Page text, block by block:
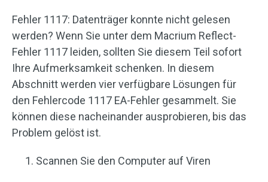
Fehler 1117: Datenträger konnte nicht gelesen
werden? Wenn Sie unter dem Macrium Reflect-
Fehler 1117 leiden, sollten Sie diesem Teil sofort
Ihre Aufmerksamkeit schenken. In diesem
Abschnitt werden vier verfügbare Lösungen für
den Fehlercode 1117 EA-Fehler gesammelt. Sie
können diese nacheinander ausprobieren, bis das
Problem gelöst ist.
Scannen Sie den Computer auf Viren